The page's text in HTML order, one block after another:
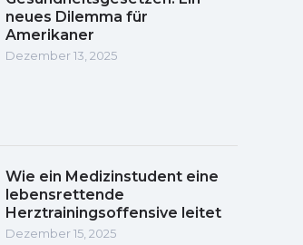
neues Dilemma für
Amerikaner
Dezember 13, 2025
Wie ein Medizinstudent eine
lebensrettende
Herztrainingsoffensive leitet
Dezember 15, 2025